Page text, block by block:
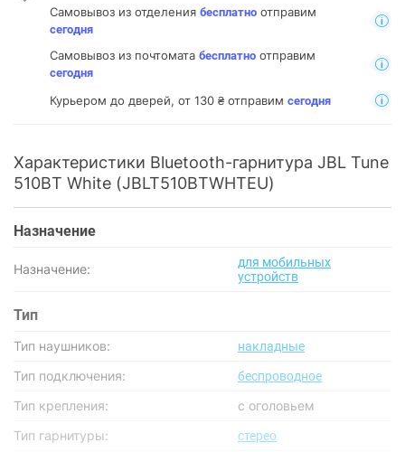
Самовывоз из отделения бесплатно отправим
сегодня
Самовывоз из почтомата бесплатно отправим
сегодня
Курьером до дверей, от 130 ₴ отправим сегодня
Характеристики Bluetooth-гарнитура JBL Tune
510BT White (JBLT510BTWHTEU)
Назначение
Назначение:
для мобильных
устройств
Тип
Тип наушников: накладные
Тип подключения: беспроводное
Тип крепления:
с оголовьем
Тип гарнитуры:
стерео